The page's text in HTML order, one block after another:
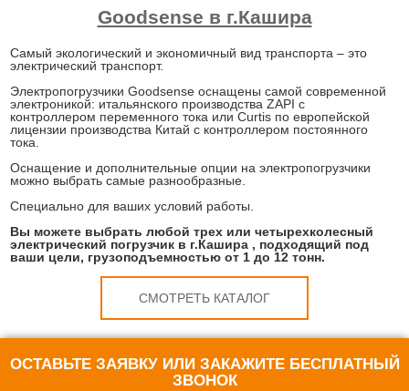
Goodsense в г.Кашира
Самый экологический и экономичный вид транспорта – это
электрический транспорт.
Электропогрузчики Goodsense оснащены самой современной
электроникой: итальянского производства ZAPI с
контроллером переменного тока или Curtis по европейской
лицензии производства Китай с контроллером постоянного
тока.
Оснащение и дополнительные опции на электропогрузчики
можно выбрать самые разнообразные.
Специально для ваших условий работы.
Вы можете выбрать любой трех или четырехколесный
электрический погрузчик в г.Кашира , подходящий под
ваши цели, грузоподъемностью от 1 до 12 тонн.
СМОТРЕТЬ КАТАЛОГ
ОСТАВЬТЕ ЗАЯВКУ ИЛИ ЗАКАЖИТЕ БЕСПЛАТНЫЙ
ЗВОНОК